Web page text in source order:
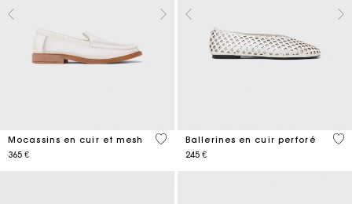
Mocassins en cuir et mesh
365 €
4,3 out of 5 Customer Rating
Ballerines en cuir perforé
245 €
4,6